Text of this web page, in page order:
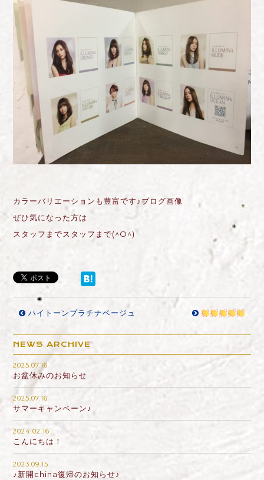
カラーバリエーションも豊富です♪ブログ画像
ぜひ気になった方は
スタッフまでスタッフまで(^O^)
ハイトーンプラチナベージュ
NEWS ARCHIVE
2025.07.16
お盆休みのお知らせ
2025.07.16
サマーキャンペーン♪
2024.02.16
こんにちは！
2023.09.15
♪新開china復帰のお知らせ♪